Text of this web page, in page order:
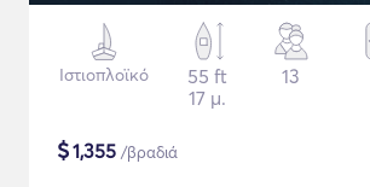
Ιστιοπλοϊκό
55 ft
17 μ.
13
$1,355 /βραδιά